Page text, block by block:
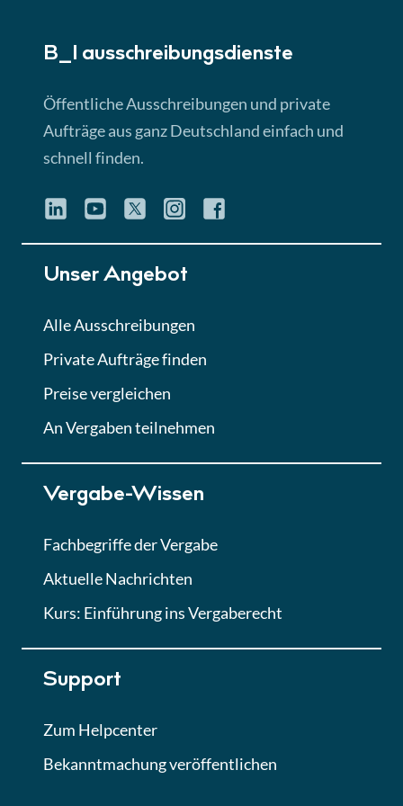
Lektion 3
► 4:31 Min
Quiz
Eignung im Vergabeverfahren
Lektion 6
Abgabe von Angeboten
Lektion
Lektion 7
Finales Quiz
B_I ausschreibungs­dienste
Öffentliche Ausschreibungen und private
Aufträge aus ganz Deutschland einfach und
schnell finden.
Unser Angebot
Alle Ausschreibungen
Private Aufträge finden
Preise vergleichen
An Vergaben teilnehmen
Vergabe-Wissen
Fachbegriffe der Vergabe
Aktuelle Nachrichten
Kurs: Einführung ins Vergaberecht
Support
Zum Helpcenter
Bekanntmachung veröffentlichen